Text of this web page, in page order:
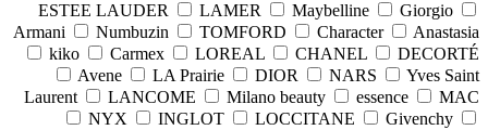
ESTEE LAUDER
LAMER Maybelline
Giorgio
Armani
Numbuzin TOMFORD Character
Anastasia
kiko
Carmex LOREAL CHANEL
DECORTÉ
Avene
LA Prairie DIOR NARS
Yves Saint
Laurent
LANCOME Milano beauty essence
MAC
NYX
INGLOT LOCCITANE
Givenchy